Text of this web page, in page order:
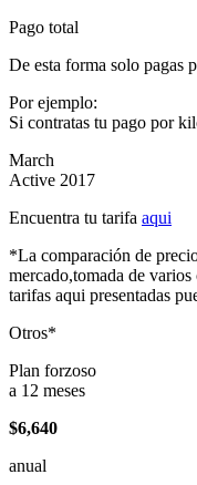
Pago total
De esta forma solo pagas
Por ejemplo:
Si contratas tu pago por
March
Active 2017
Encuentra tu tarifa aqui
*La comparación de
mercado,tomada de
tarifas aqui presentadas
Otros*
Plan forzoso
a 12 meses
$6,640
anual